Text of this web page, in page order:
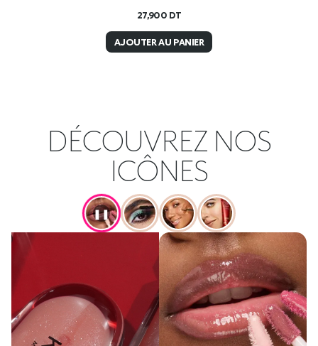
27,900 DT
AJOUTER AU PANIER
DÉCOUVREZ NOS
ICÔNES
❚❚